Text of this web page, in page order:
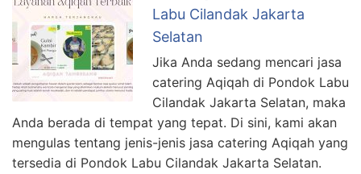
Labu Cilandak Jakarta
Selatan
Jika Anda sedang mencari jasa
catering Aqiqah di Pondok Labu
Cilandak Jakarta Selatan, maka
Anda berada di tempat yang tepat. Di sini, kami akan
mengulas tentang jenis-jenis jasa catering Aqiqah yang
tersedia di Pondok Labu Cilandak Jakarta Selatan.